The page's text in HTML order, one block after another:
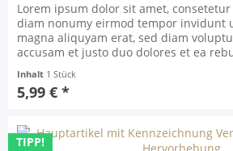
Lorem ipsum dolor sit amet,
diam nonumy eirmod tempor invidunt
magna aliquyam erat, sed diam
accusam et justo duo dolores et ea
sit amet. Lorem ipsum dolor sit amet,
elitr, sed diam nonumy eirmod...
Inhalt 1 Stück
5,99 € *
TIPP!